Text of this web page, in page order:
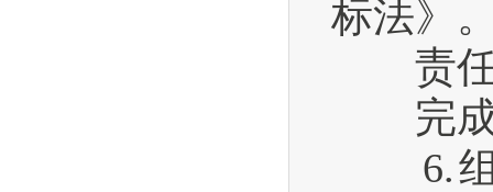
标法》
责任
完成
6.组